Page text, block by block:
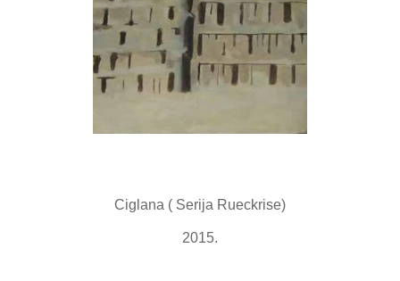
Ciglana ( Serija Rueckrise)
2015.